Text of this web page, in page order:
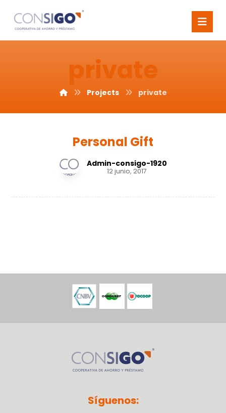
private
Projects private
Personal Gift
Admin-consigo-1920
12 junio, 2017
Síguenos: